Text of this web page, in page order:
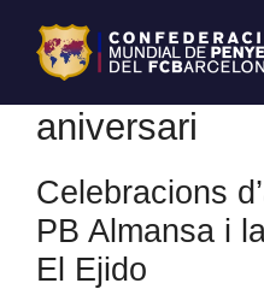
aniversari
Celebracions
PB Almansa i
El Ejido